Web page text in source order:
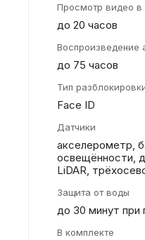
Просмотр видео
до 20 часов
Воспроизведение
до 75 часов
Тип
Face ID
Датчики
акселерометр,
освещённости,
LiDAR,
Защита от воды
до 30 минут при
В комплекте